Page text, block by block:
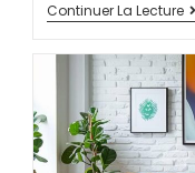
Continuer La Lecture